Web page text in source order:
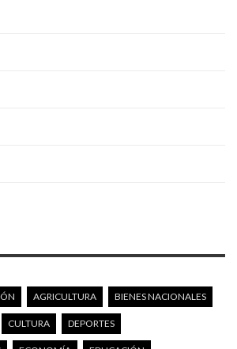
AGRICULTURA BIENES NACIONALES
CULTURA DEPORTES